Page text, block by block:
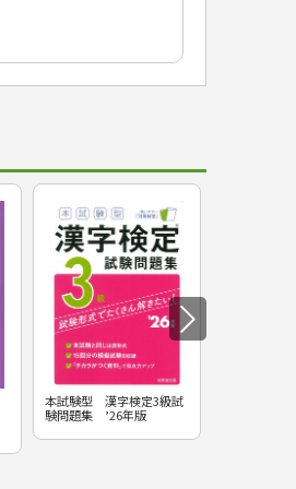
本試験型 漢字検定3級試
験問題集 ’26年版